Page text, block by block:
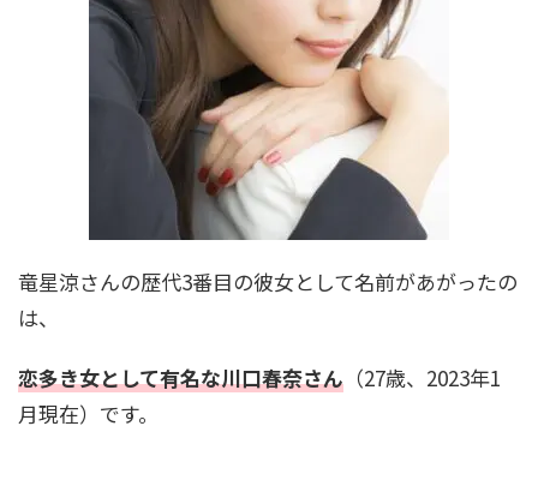
竜星涼さんの歴代3番目の彼女として名前があがったの
は、
恋多き女として有名な川口春奈さん （27歳、2023年1
月現在）です。